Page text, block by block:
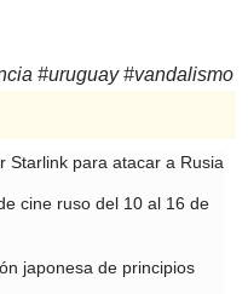
#uruguay#vandalismo
Starlink para atacar a Rusia
cine ruso del 10 al 16 de
japonesa de principios